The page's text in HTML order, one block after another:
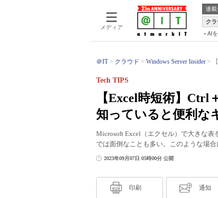
メディア
連
ク
AI
＠IT クラウド Windows Server Insider
【Excel時短術】Ctrl
知っていると便利な
Tech TIPS
Microsoft Excel（エクセル）で大きな
では面倒なことも多い。このような場
2023年09月07日 05時00分 公開
印刷 通知